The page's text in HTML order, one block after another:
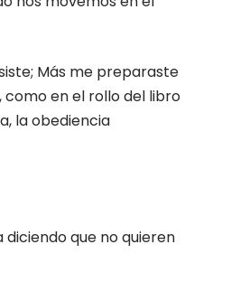
Más me preparaste
como en el rollo del libro
la obediencia
que no quieren